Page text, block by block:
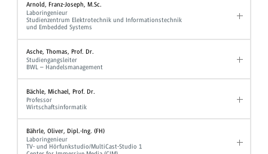
Arnold, Franz-Joseph, M.Sc.
Laboringenieur
Studienzentrum Elektrotechnik und Informationstechnik
und Embedded Systems
Asche, Thomas, Prof. Dr.
Studiengangsleiter
BWL – Handelsmanagement
Bächle, Michael, Prof. Dr.
Professor
Wirtschaftsinformatik
Bährle, Oliver, Dipl.-Ing. (FH)
Laboringenieur
TV- und Hörfunkstudio/MultiCast-Studio 1